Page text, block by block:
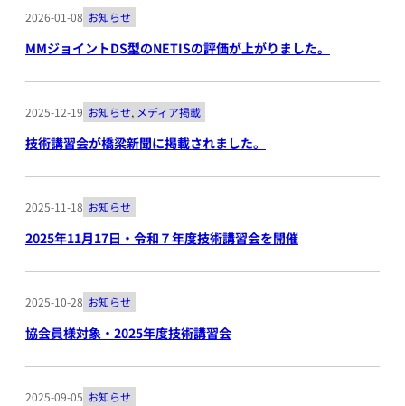
2026-01-08 お知らせ
MMジョイントDS型のNETISの評価が上がりました。
2025-12-19 お知らせ, メディア掲載
技術講習会が橋梁新聞に掲載されました。
2025-11-18 お知らせ
2025年11月17日・令和７年度技術講習会を開催
2025-10-28 お知らせ
協会員様対象・2025年度技術講習会
2025-09-05 お知らせ